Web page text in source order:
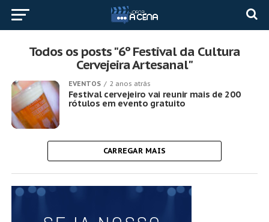
Todos os posts "6º Festival da Cultura
Cervejeira Artesanal"
EVENTOS 2 anos atrás
Festival cervejeiro vai reunir mais de 200
rótulos em evento gratuito
CARREGAR MAIS